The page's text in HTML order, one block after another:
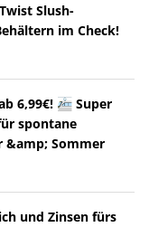
Slush-
im Check!
6,99€! 🚈 Super
spontane
&amp; Sommer
und Zinsen fürs